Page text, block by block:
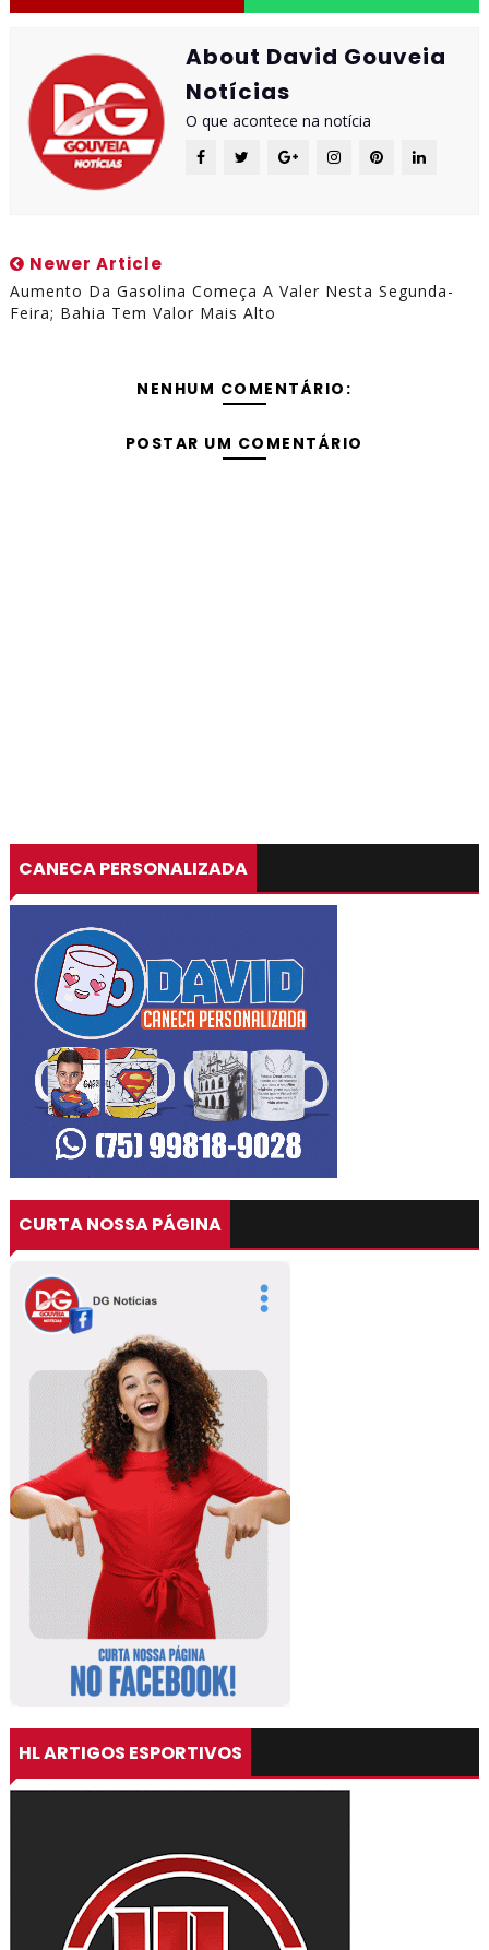
About David Gouveia
Notícias
O que acontece na notícia
Newer Article
Aumento Da Gasolina Começa A Valer Nesta Segunda-
Feira; Bahia Tem Valor Mais Alto
NENHUM COMENTÁRIO:
POSTAR UM COMENTÁRIO
CANECA PERSONALIZADA
CURTA NOSSA PÁGINA
HL ARTIGOS ESPORTIVOS